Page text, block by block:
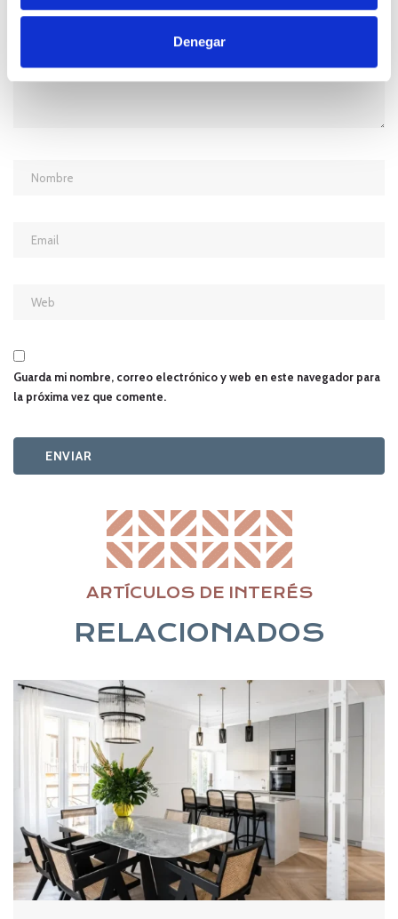
Denegar
Guarda mi nombre, correo electrónico y web en este navegador para
la próxima vez que comente.
ARTÍCULOS DE INTERÉS
RELACIONADOS